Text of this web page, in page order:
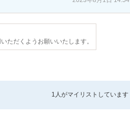
ただくようお願いいたします。
1人がマイリストしています